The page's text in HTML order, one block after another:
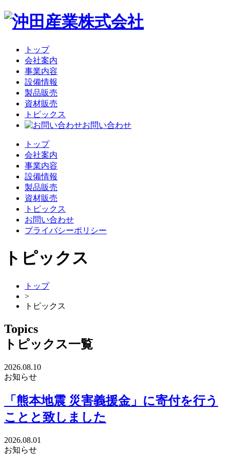
トップ
会社案内
事業内容
設備情報
製品販売
資材販売
トピックス
お問い合わせ
トップ
会社案内
事業内容
設備情報
製品販売
資材販売
トピックス
お問い合わせ
プライバシーポリシー
トピックス
トップ
>
トピックス
Topics
トピックス一覧
2026.08.10
お知らせ
「熊本地震 災害義援金」に寄付を行う
ことと致しました
2026.08.01
お知らせ